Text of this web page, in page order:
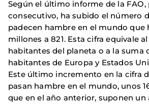
Según el último informe de la
consecutivo, ha subido el número
padecen hambre en el mundo que
millones a 821. Esta cifra equivale al
habitantes del planeta o a la suma
habitantes de Europa y Estados
Este último incremento en la cifra
pasan hambre en el mundo, unos
que en el año anterior, suponen un